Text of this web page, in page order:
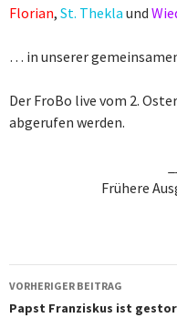
Florian, St. Thekla und
… in unserer
Der FroBo live vom 2.
abgerufen werden.
Frühere
VORHERIGER BEITRAG
Papst Franziskus ist